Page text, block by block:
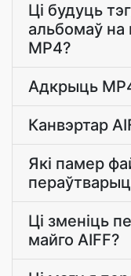
Ці будуць
альбомаў на
MP4?
Адкрыць
Канвэртар
Які памер
Ці зменіць
майго AIFF?